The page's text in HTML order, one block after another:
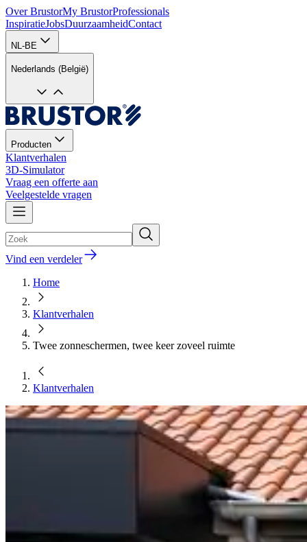
Over BrustorMy BrustorProfessionals
InspiratieJobsDuurzaamheidContact
NL-BE
Nederlands (België)
Producten
Klantverhalen
3D-Simulator
Vraag een offerte aan
Veelgestelde vragen
Vind een verdeler
Home
Klantverhalen
Twee zonneschermen, twee keer zoveel ruimte
Klantverhalen